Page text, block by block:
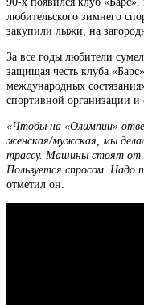
любительского зимнего
закупили лыжи, на
За все годы любители
защищая честь клуба
международных
спортивной организации и
«Чтобы на «Олимпии»
женская/мужская, мы
трассу. Машины стоят от
Пользуется спросом. Надо
отметил он.